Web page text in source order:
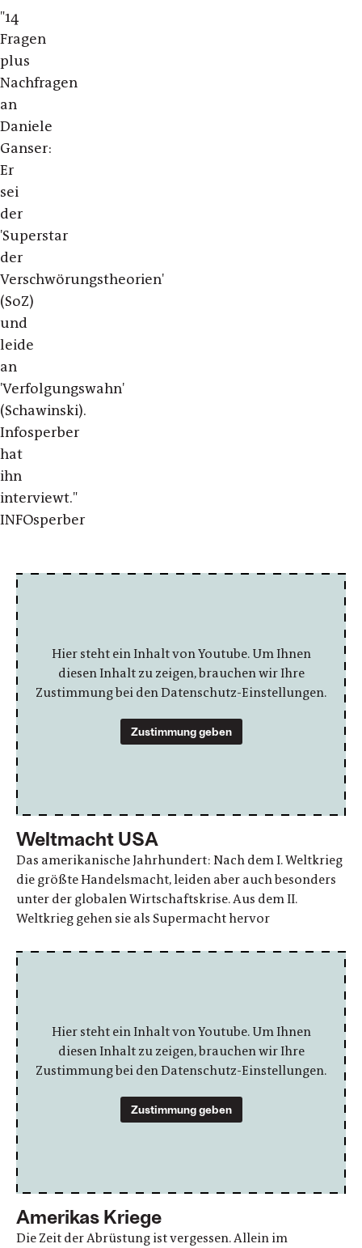
"14
Fragen
plus
Nachfragen
an
Daniele
Ganser:
Er
sei
der
'Superstar
der
Verschwörungstheorien'
(SoZ)
und
leide
an
'Verfolgungswahn'
(Schawinski).
Infosperber
hat
ihn
interviewt."
INFOsperber
Hier steht ein Inhalt von Youtube. Um Ihnen
diesen Inhalt zu zeigen, brauchen wir Ihre
Zustimmung bei den Datenschutz-Einstellungen.
Zustimmung geben
Weltmacht USA
Das amerikanische Jahrhundert: Nach dem I. Weltkrieg
die größte Handelsmacht, leiden aber auch besonders
unter der globalen Wirtschaftskrise. Aus dem II.
Weltkrieg gehen sie als Supermacht hervor
Hier steht ein Inhalt von Youtube. Um Ihnen
diesen Inhalt zu zeigen, brauchen wir Ihre
Zustimmung bei den Datenschutz-Einstellungen.
Zustimmung geben
Amerikas Kriege
Die Zeit der Abrüstung ist vergessen. Allein im